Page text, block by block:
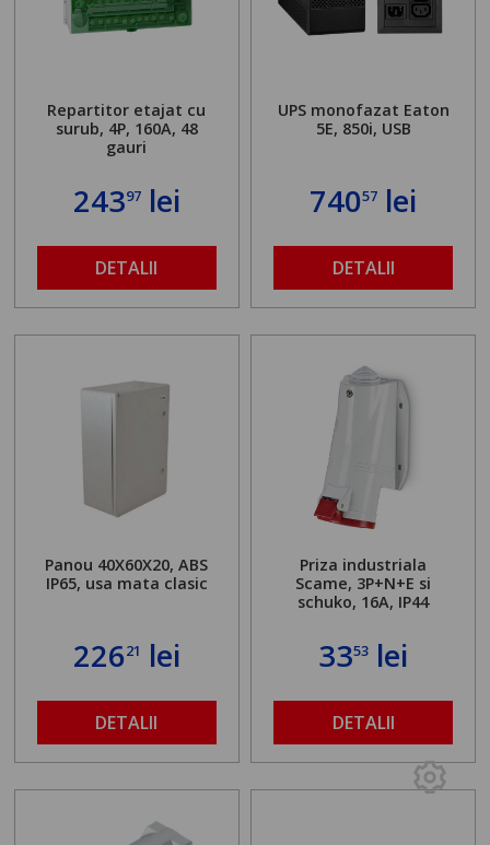
Repartitor etajat cu
surub, 4P, 160A, 48
gauri
24397lei
DETALII
UPS monofazat Eaton
5E, 850i, USB
74057 lei
DETALII
Panou 40X60X20, ABS
IP65, usa mata clasic
22621 lei
DETALII
Priza industriala
Scame, 3P+N+E si
schuko, 16A, IP44
3353 lei
DETALII